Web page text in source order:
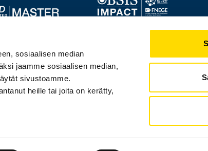
sosiaalisen median
jaamme sosiaalisen median,
sivustoamme.
heille tai joita on kerätty,